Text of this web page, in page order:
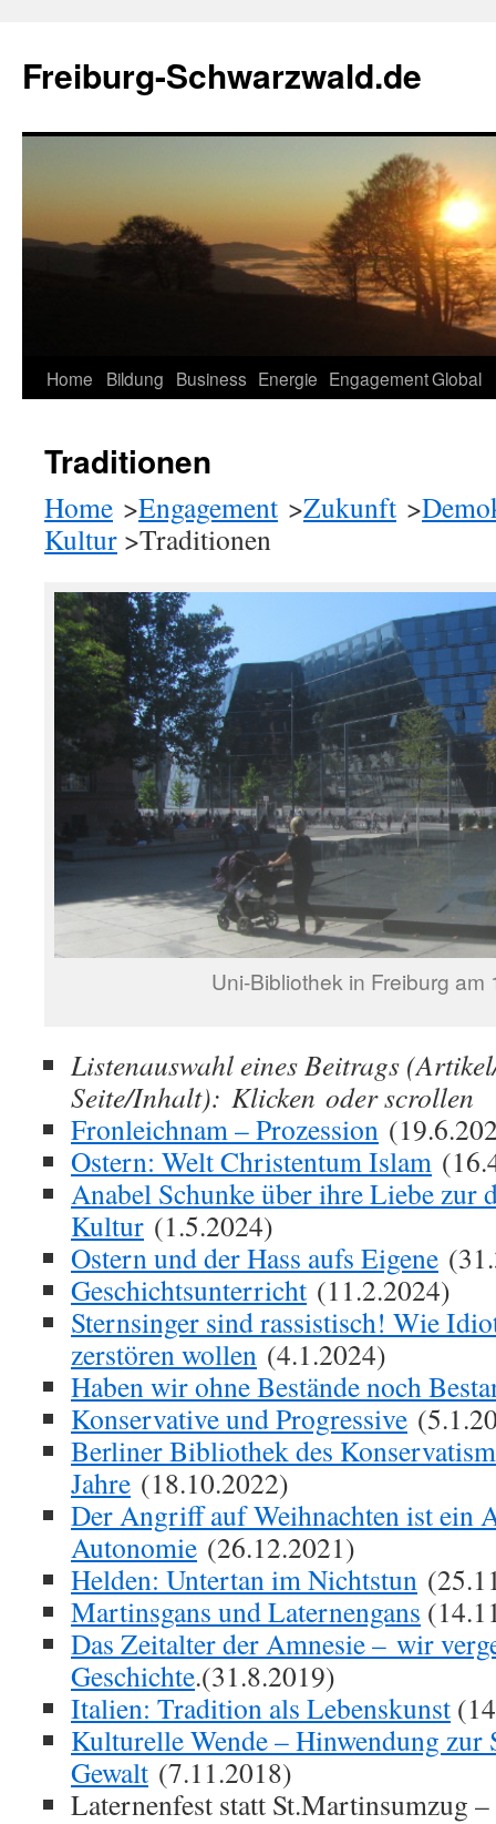
springen
Freiburg-Schwarzwald.de
Home Bildung Business Energie EngagementGlobal
Traditionen
Home >Engagement >Zukunft >
Kultur >Traditionen
Uni-Bibliothek in Freiburg am
Listenauswahl eines Beitrags
Seite/Inhalt): Klicken oder scrollen
Fronleichnam – Prozession
Ostern: Welt Christentum Islam
Anabel Schunke über ihre Liebe zur
Kultur (1.5.2024)
Ostern und der Hass aufs Eigene
Geschichtsunterricht (11.2.2024)
Sternsinger sind rassistisch! Wie
zerstören wollen (4.1.2024)
Haben wir ohne Bestände noch
Konservative und Progressive
Berliner Bibliothek des
Jahre (18.10.2022)
Der Angriff auf Weihnachten ist ein
Autonomie (26.12.2021)
Helden: Untertan im Nichtstun
Martinsgans und Laternengans
Das Zeitalter der Amnesie – wir
Geschichte.(31.8.2019)
Italien: Tradition als Lebenskunst
Kulturelle Wende – Hinwendung zur
Gewalt (7.11.2018)
Laternenfest statt St.Martinsumzug